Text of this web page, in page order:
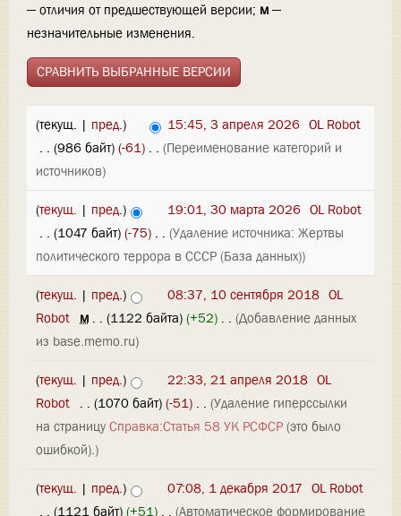
— отличия от предшествующей версии; м —
незначительные изменения.
(текущ. | пред.) 15:45, 3 апреля 2026 OL Robot
. . (986 байт) (-61) . . (Переименование категорий и
источников)
(текущ. | пред.) 19:01, 30 марта 2026 OL Robot
. . (1047 байт) (-75) . . (Удаление источника: Жертвы
политического террора в СССР (База данных))
(текущ. | пред.) 08:37, 10 сентября 2018 OL
Robot ‎м . . (1122 байта) (+52) . . (Добавление данных
из base.memo.ru)
(текущ. | пред.) 22:33, 21 апреля 2018 OL
Robot . . (1070 байт) (-51) . . (Удаление гиперссылки
на страницу Справка:Статья 58 УК РСФСР (это было
ошибкой).)
(текущ. | пред.) 07:08, 1 декабря 2017 OL Robot
. . (1121 байт) (+51) . . (Автоматическое формирование